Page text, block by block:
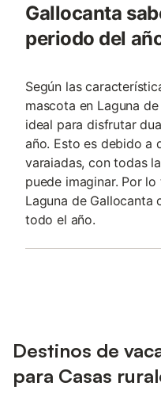
Gallocanta
periodo del
Según las
mascota en Laguna
ideal para disfrutar
año. Esto es debido a
varaiadas, con todas
puede imaginar. Por
Laguna de Gallocanta
todo el año.
Destinos de
para Casas